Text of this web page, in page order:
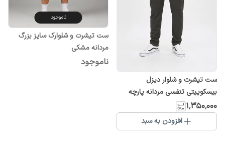
ست تیشرت و شلوار دیزل
بیسکوییتی تنفسی مردانه پارچه
سبک و راحت
۱٬۳۵۰٬۰۰۰
افزودن به سبد
ناموجود
ست تیشرت و شلوارک سایز بزرگ
مردانه مشکی
ناموجود